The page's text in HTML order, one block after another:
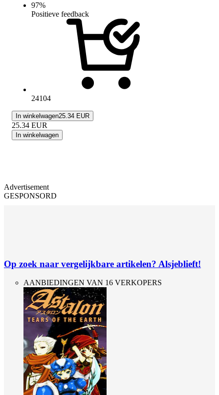
97%
Positieve feedback
24104
In winkelwagen25.34 EUR
25.34 EUR
In winkelwagen
Advertisement
GESPONSORD
Op zoek naar vergelijkbare artikelen? Alsjeblieft!
AANBIEDINGEN VAN 16 VERKOPERS